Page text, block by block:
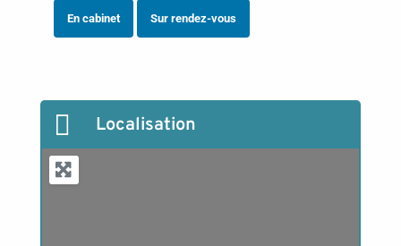
En cabinet Sur rendez-vous
 Localisation